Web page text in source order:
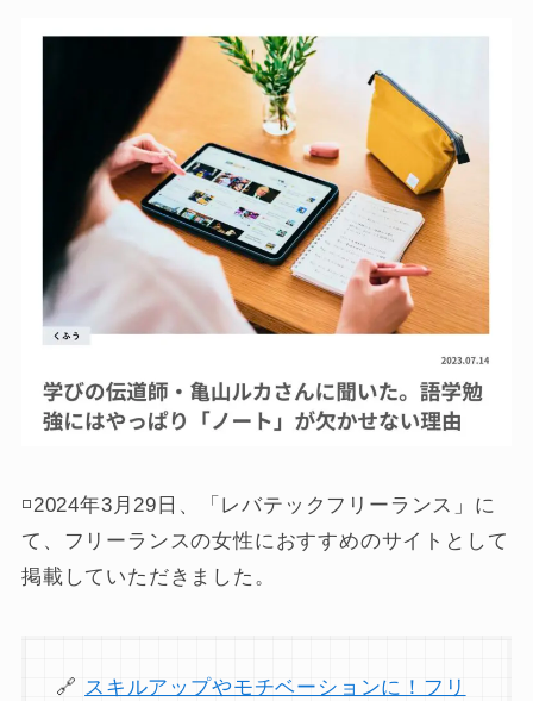
◽️2024年3月29日、「レバテックフリーランス」に
て、フリーランスの女性におすすめのサイトとして
掲載していただきました。
🔗 スキルアップやモチベーションに！フリ